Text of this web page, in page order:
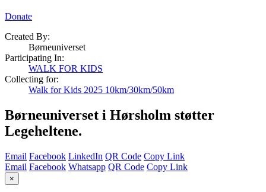
Donate
Created By:
Børneuniverset
Participating In:
WALK FOR KIDS
Collecting for:
Walk for Kids 2025 10km/30km/50km
Børneuniverset i Hørsholm støtter
Legeheltene.
Email Facebook LinkedIn QR Code Copy Link
Email Facebook Whatsapp QR Code Copy Link
×